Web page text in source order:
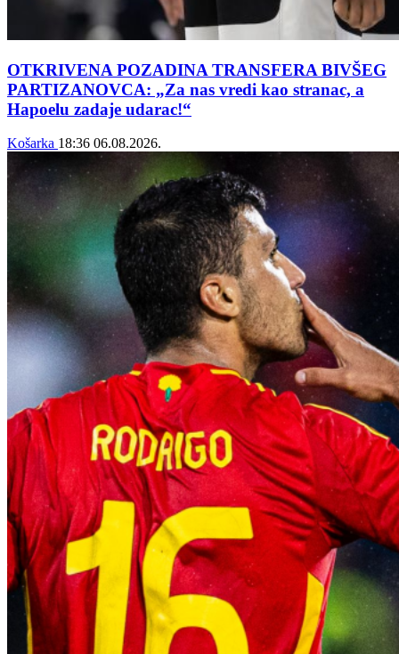
OTKRIVENA POZADINA TRANSFERA BIVŠEG
PARTIZANOVCA: „Za nas vredi kao stranac, a
Hapoelu zadaje udarac!“
Košarka 18:36 06.08.2026.